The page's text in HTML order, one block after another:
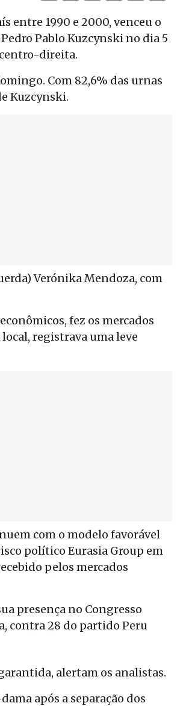
entre 1990 e 2000, venceu o
Pablo Kuzcynski no dia 5
direita.
Com 82,6% das urnas
Kuzcynski.
Verónika Mendoza, com
fez os mercados
registrava uma leve
com o modelo favorável
político Eurasia Group em
pelos mercados
presença no Congresso
contra 28 do partido Peru
alertam os analistas.
após a separação dos